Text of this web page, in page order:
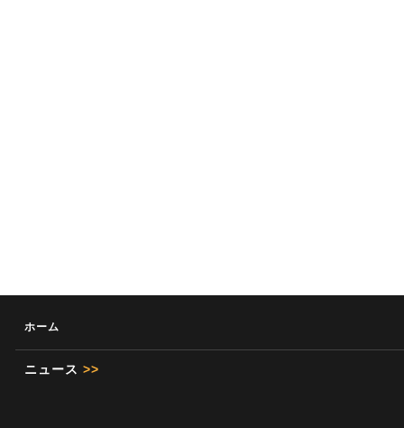
ホーム
ニュース >>